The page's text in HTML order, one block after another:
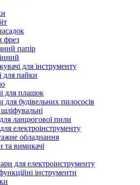
фрез
папір
для інструменту
для пайки
для плашок
для будівельних пилососів
ланцюгової пили
електроінструменту
обладнання
та вимикачі
для електроінструменту
інструменти